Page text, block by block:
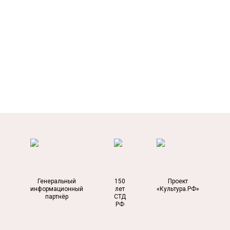
Генеральный
информационный
партнёр
150
лет
СТД
РФ
Проект
«Культура.РФ»